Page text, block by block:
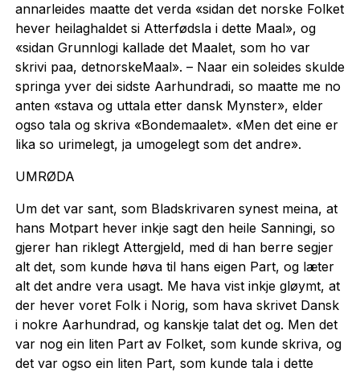
annarleides maatte det verda «sidan det norske Folket
hever heilaghaldet si Atterfødsla i dette Maal», og
«sidan Grunnlogi kallade det Maalet, som ho var
skrivi paa, detnorskeMaal». – Naar ein soleides skulde
springa yver dei sidste Aarhundradi, so maatte me no
anten «stava og uttala etter dansk Mynster», elder
ogso tala og skriva «Bondemaalet». «Men det eine er
lika so urimelegt, ja umogelegt som det andre».
UMRØDA
Um det var sant, som Bladskrivaren synest meina, at
hans Motpart hever inkje sagt den heile Sanningi, so
gjerer han riklegt Attergjeld, med di han berre segjer
alt det, som kunde høva til hans eigen Part, og læter
alt det andre vera usagt. Me hava vist inkje gløymt, at
der hever voret Folk i Norig, som hava skrivet Dansk
i nokre Aarhundrad, og kanskje talat det og. Men det
var nog ein liten Part av Folket, som kunde skriva, og
det var ogso ein liten Part, som kunde tala i dette